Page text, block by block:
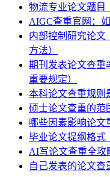
物流专业论文题目
AIGC查重官网：
内部控制研究论文
方法）
期刊发表论文查重
重要规定）
本科论文查重规则
硕士论文查重的范
哪些因素影响论文
毕业论文提纲格式
AI写论文查重全攻
自己发表的论文查